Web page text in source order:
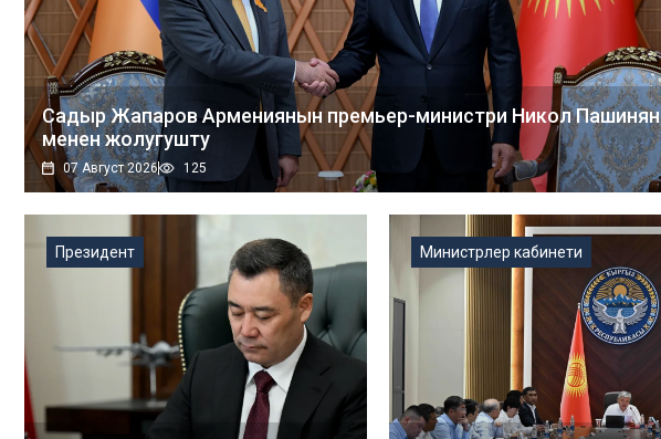
Садыр Жапаров Армениянын премьер-министри Никол Пашинян
менен жолугушту
07 Август 2026 125
Президент Министрлер кабинети